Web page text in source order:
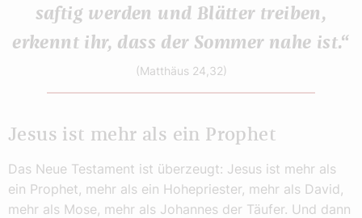
saftig werden und Blätter treiben,
erkennt ihr, dass der Sommer nahe ist.“
(Matthäus 24,32)
Jesus ist mehr als ein Prophet
Das Neue Testament ist überzeugt: Jesus ist mehr als
ein Prophet, mehr als ein Hohepriester, mehr als David,
mehr als Mose, mehr als Johannes der Täufer. Und dann